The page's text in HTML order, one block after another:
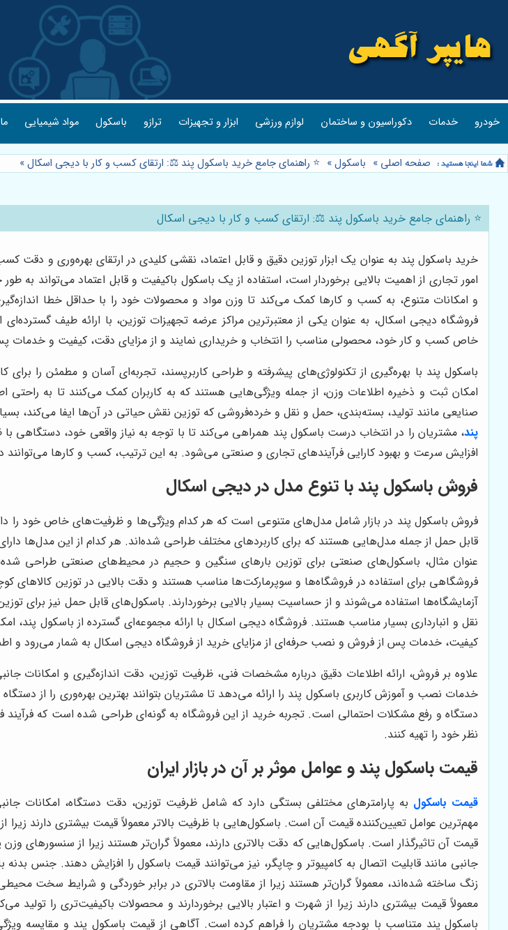
خودرو خدمات دکوراسیون و ساختمان لوازم ورزشی ابزار و تجهیزات ترازو باسکول مواد شیمیایی
صفحه اصلی » باسکول» ⭐️ راهنمای جامع خرید باسکول پند ⚖️: ارتقای کسب و کار با دیجی اسکال»
⭐️ راهنمای جامع خرید باسکول پند ⚖️: ارتقای کسب و کار با دیجی اسکال
خرید باسکول پند به عنوان یک ابزار توزین دقیق و قابل اعتماد، نقشی کلیدی در ارتقای بهره‌وری و
امور تجاری از اهمیت بالایی برخوردار است، استفاده از یک باسکول باکیفیت و قابل اعتماد می‌تواند به
و امکانات متنوع، به کسب و کارها کمک می‌کند تا وزن مواد و محصولات خود را با حداقل خطا
فروشگاه دیجی اسکال، به عنوان یکی از معتبرترین مراکز عرضه تجهیزات توزین، با ارائه طیف
خاص کسب و کار خود، محصولی مناسب را انتخاب و خریداری نمایند و از مزایای دقت، کیفیت و خدمات پس
باسکول پند با بهره‌گیری از تکنولوژی‌های پیشرفته و طراحی کاربرپسند، تجربه‌ای آسان و مطمئن را برای
امکان ثبت و ذخیره اطلاعات وزن، از جمله ویژگی‌هایی هستند که به کاربران کمک می‌کنند تا به راحتی
صنایعی مانند تولید، بسته‌بندی، حمل و نقل و خرده‌فروشی که توزین نقش حیاتی در آن‌ها ایفا می‌کند،
پند، مشتریان را در انتخاب درست باسکول پند همراهی می‌کند تا با توجه به نیاز واقعی خود، دستگاهی
افزایش سرعت و بهبود کارایی فرآیندهای تجاری و صنعتی می‌شود. به این ترتیب، کسب و کارها
فروش باسکول پند با تنوع مدل در دیجی اسکال
فروش باسکول پند در بازار شامل مدل‌های متنوعی است که هر کدام ویژگی‌ها و ظرفیت‌های خاص خود را
قابل حمل از جمله مدل‌هایی هستند که برای کاربردهای مختلف طراحی شده‌اند. هر کدام از این مدل‌ها
عنوان مثال، باسکول‌های صنعتی برای توزین بارهای سنگین و حجیم در محیط‌های صنعتی طراحی
فروشگاهی برای استفاده در فروشگاه‌ها و سوپرمارکت‌ها مناسب هستند و دقت بالایی در توزین کالاهای
آزمایشگاه‌ها استفاده می‌شوند و از حساسیت بسیار بالایی برخوردارند. باسکول‌های قابل حمل نیز برای
نقل و انبارداری بسیار مناسب هستند. فروشگاه دیجی اسکال با ارائه مجموعه‌ای گسترده از باسکول
کیفیت، خدمات پس از فروش و نصب حرفه‌ای از مزایای خرید از فروشگاه دیجی اسکال به شمار می‌رود و
علاوه بر فروش، ارائه اطلاعات دقیق درباره مشخصات فنی، ظرفیت توزین، دقت اندازه‌گیری و
خدمات نصب و آموزش کاربری باسکول پند را ارائه می‌دهد تا مشتریان بتوانند بهترین بهره‌وری را از
دستگاه و رفع مشکلات احتمالی است. تجربه خرید از این فروشگاه به گونه‌ای طراحی شده است که
نظر خود را تهیه کنند.
قیمت باسکول پند و عوامل موثر بر آن در بازار ایران
قیمت باسکول به پارامترهای مختلفی بستگی دارد که شامل ظرفیت توزین، دقت دستگاه، امکانات
مهم‌ترین عوامل تعیین‌کننده قیمت آن است. باسکول‌هایی با ظرفیت بالاتر معمولاً قیمت بیشتری دارند
قیمت آن تاثیرگذار است. باسکول‌هایی که دقت بالاتری دارند، معمولاً گران‌تر هستند زیرا از سنسورهای
جانبی مانند قابلیت اتصال به کامپیوتر و چاپگر، نیز می‌توانند قیمت باسکول را افزایش دهند. جنس
زنگ ساخته شده‌اند، معمولاً گران‌تر هستند زیرا از مقاومت بالاتری در برابر خوردگی و شرایط سخت محیطی
معمولاً قیمت بیشتری دارند زیرا از شهرت و اعتبار بالایی برخوردارند و محصولات باکیفیت‌تری را تولید
باسکول پند متناسب با بودجه مشتریان را فراهم کرده است. آگاهی از قیمت باسکول پند و مقایسه